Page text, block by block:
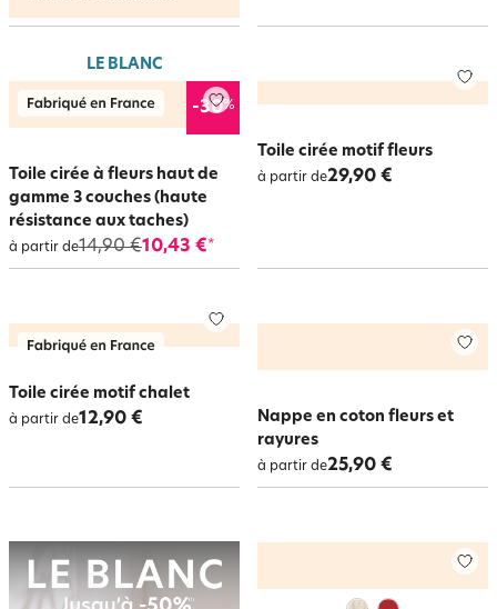
LE BLANC
-30%
Toile cirée à fleurs haut de
gamme 3 couches (haute
résistance aux taches)
à partir de14,90 €10,43 €*
Toile cirée motif fleurs
à partir de29,90 €
Toile cirée motif chalet
à partir de12,90 €
Nappe en coton fleurs et
rayures
à partir de25,90 €